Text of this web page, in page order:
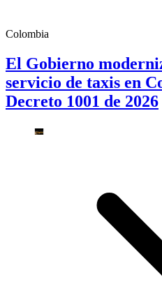
Colombia
El Gobierno
servicio de taxis en
Decreto 1001 de 2026